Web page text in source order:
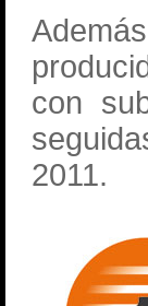
con
2011.